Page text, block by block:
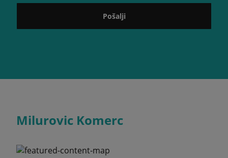
Pošalji
Milurovic Komerc